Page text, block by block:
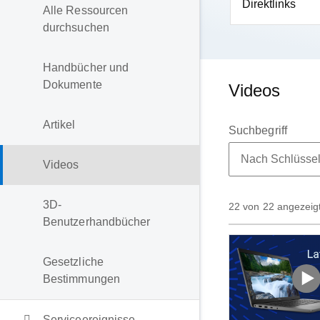
Alle Ressourcen
durchsuchen
Handbücher und
Dokumente
Artikel
Videos
3D-
Benutzerhandbücher
Gesetzliche
Bestimmungen
Direktlinks
Videos
Suchbegriff
22 von 22